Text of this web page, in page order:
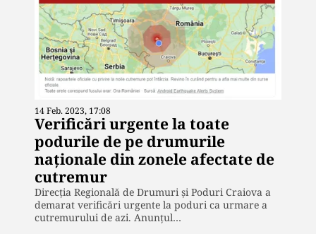
14 Feb. 2023, 17:08
Verificări urgente la toate
podurile de pe drumurile
naţionale din zonele afectate de
cutremur
Direcția Regională de Drumuri și Poduri Craiova a
demarat verificări urgente la poduri ca urmare a
cutremurului de azi. Anunțul…